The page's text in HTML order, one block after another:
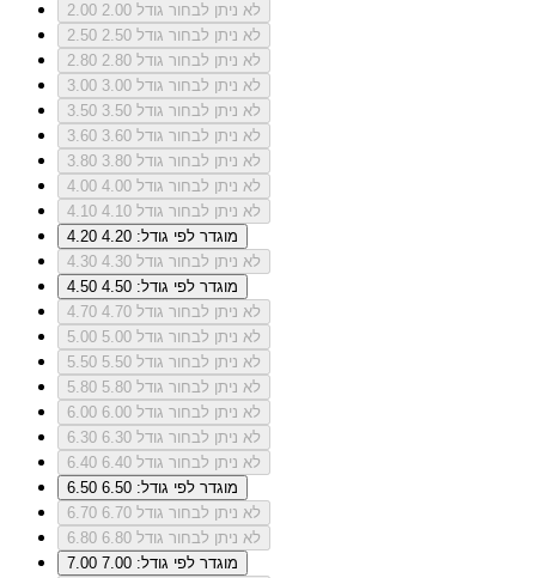
2.00
לא ניתן לבחור גודל 2.00
2.50
לא ניתן לבחור גודל 2.50
2.80
לא ניתן לבחור גודל 2.80
3.00
לא ניתן לבחור גודל 3.00
3.50
לא ניתן לבחור גודל 3.50
3.60
לא ניתן לבחור גודל 3.60
3.80
לא ניתן לבחור גודל 3.80
4.00
לא ניתן לבחור גודל 4.00
4.10
לא ניתן לבחור גודל 4.10
4.20
מוגדר לפי גודל: 4.20
4.30
לא ניתן לבחור גודל 4.30
4.50
מוגדר לפי גודל: 4.50
4.70
לא ניתן לבחור גודל 4.70
5.00
לא ניתן לבחור גודל 5.00
5.50
לא ניתן לבחור גודל 5.50
5.80
לא ניתן לבחור גודל 5.80
6.00
לא ניתן לבחור גודל 6.00
6.30
לא ניתן לבחור גודל 6.30
6.40
לא ניתן לבחור גודל 6.40
6.50
מוגדר לפי גודל: 6.50
6.70
לא ניתן לבחור גודל 6.70
6.80
לא ניתן לבחור גודל 6.80
7.00
מוגדר לפי גודל: 7.00